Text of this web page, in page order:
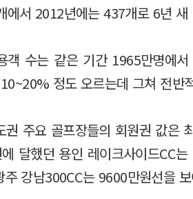
에서 2012년에는 437개로 6년
객 수는 같은 기간 1965만명에
정도 오르는데 그쳐 전반
권 주요 골프장들의 회원권 값은
달했던 용인 레이크사이드CC
주 강남300CC는 9600만원선을